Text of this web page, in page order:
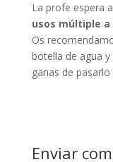
La profe espera
usos múltiple a
Os
botella de agua
ganas de pasarlo
Enviar